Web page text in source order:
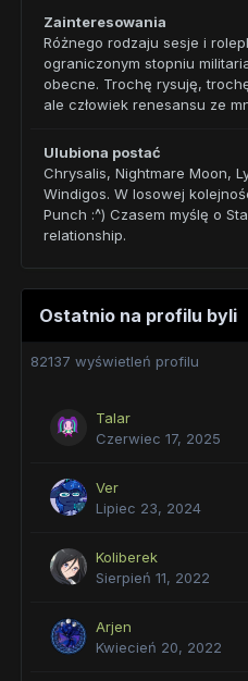
Zainteresowania
Różnego rodzaju sesje i
ograniczonym stopniu
obecne. Trochę rysuję,
ale człowiek renesansu ze
Ulubiona postać
Chrysalis, Nightmare Moon,
Windigos. W losowej
Punch :^) Czasem myślę o
relationship.
Ostatnio na profilu byli
82137 wyświetleń profilu
Talar
Czerwiec 17, 2025
Ver
Lipiec 23, 2024
Koliberek
Sierpień 11, 2022
Arjen
Kwiecień 20, 2022